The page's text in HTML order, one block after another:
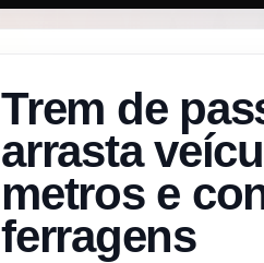
Trem de
arrasta
metros e
ferragens